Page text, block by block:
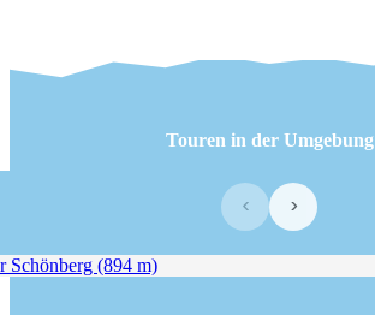
Touren in der Umgebung
‹ ›